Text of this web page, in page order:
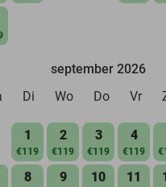
september 2026
Di Wo Do Vr
1
€119
2
€119
3
€119
4
€119
8 9 10 11